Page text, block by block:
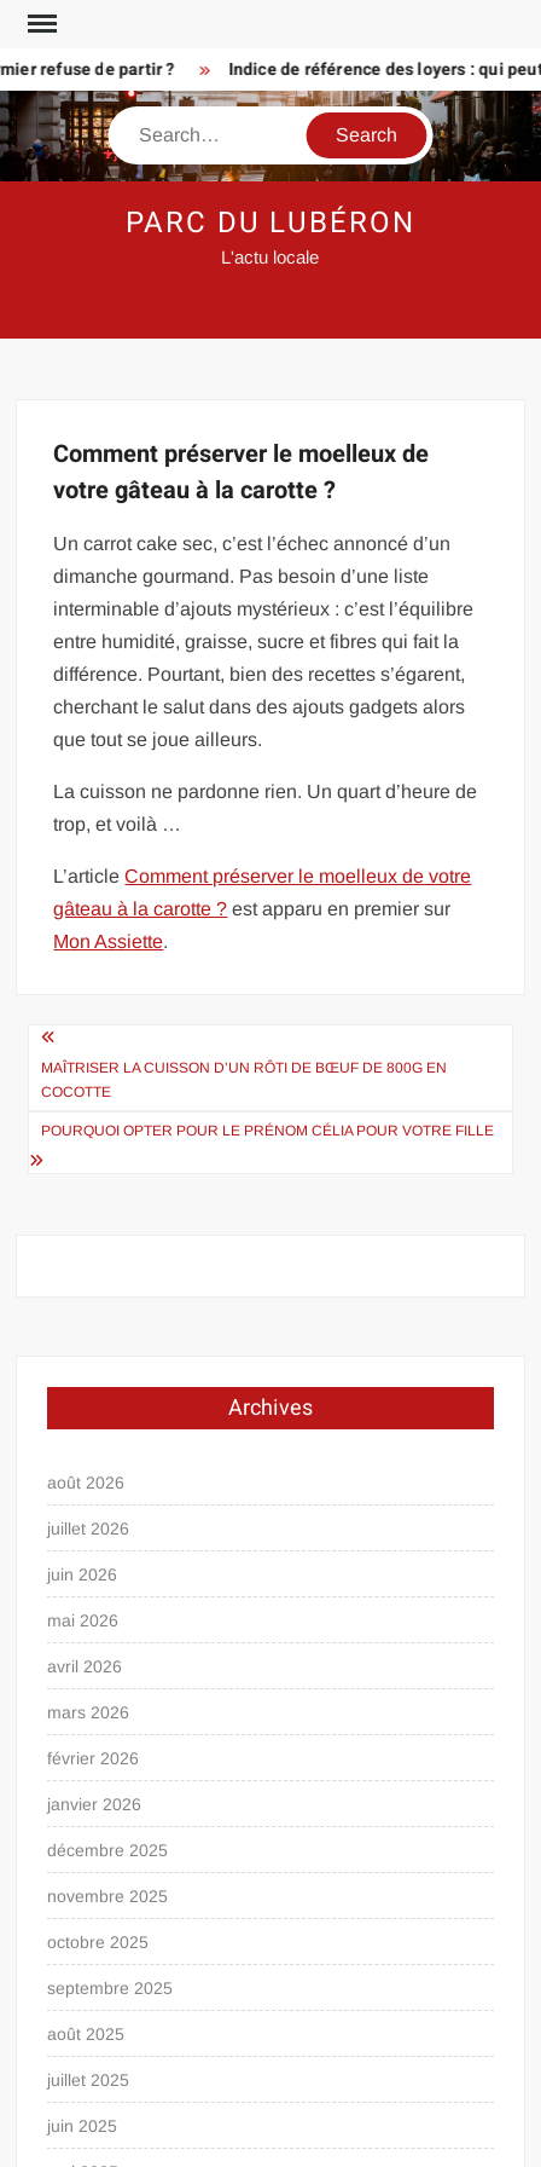
Skip
contentrefuse de partir ? Indice de référence des loyers : qui
Search
PARC DU LUBÉRON
L'actu locale
Comment préserver le moelleux de
votre gâteau à la carotte ?
Un carrot cake sec, c’est l’échec annoncé d’un
dimanche gourmand. Pas besoin d’une liste
interminable d’ajouts mystérieux : c’est l’équilibre
entre humidité, graisse, sucre et fibres qui fait la
différence. Pourtant, bien des recettes s’égarent,
cherchant le salut dans des ajouts gadgets alors
que tout se joue ailleurs.
La cuisson ne pardonne rien. Un quart d’heure de
trop, et voilà …
L’articleComment préserver le moelleux de votre
gâteau à la carotte ? est apparu en premier sur
Mon Assiette.
Navigation
de
l’article
MAÎTRISER LA CUISSON D’UN RÔTI DE BŒUF DE 800G EN
COCOTTE
POURQUOI OPTER POUR LE PRÉNOM CÉLIA POUR VOTRE FILLE
Archives
août 2026
juillet 2026
juin 2026
mai 2026
avril 2026
mars 2026
février 2026
janvier 2026
décembre 2025
novembre 2025
octobre 2025
septembre 2025
août 2025
juillet 2025
juin 2025